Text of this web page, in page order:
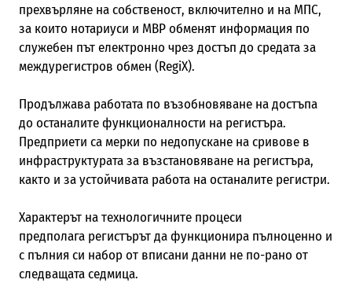
прехвърляне на собственост, включително и на МПС,
за които нотариуси и МВР обменят информация по
служебен път електронно чрез достъп до средата за
междурегистров обмен (RegiX).
Продължава работата по възобновяване на достъпа
до останалите функционалности на регистъра.
Предприети са мерки по недопускане на сривове в
инфраструктурата за възстановяване на регистъра,
както и за устойчивата работа на останалите регистри.
Характерът на технологичните процеси
предполага регистърът да функционира пълноценно и
с пълния си набор от вписани данни не по-рано от
следващата седмица.